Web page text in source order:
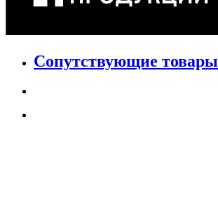
Сопутствующие товары